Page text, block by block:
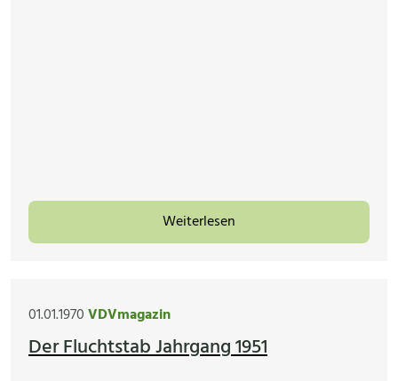
Weiterlesen
01.01.1970VDVmagazin
Der Fluchtstab Jahrgang 1951